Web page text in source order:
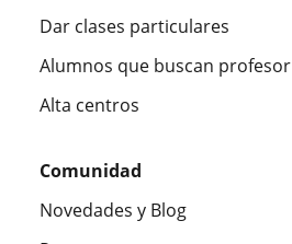
Dar clases particulares
Alumnos que buscan profesor
Alta centros
Comunidad
Novedades y Blog